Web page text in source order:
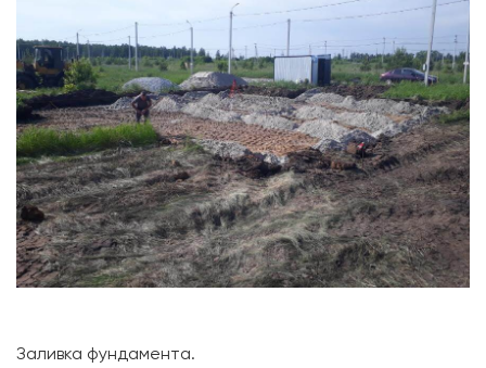
Заливка фундамента.